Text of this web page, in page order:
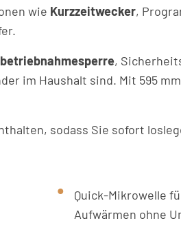
wie Kurzzeitwecker,
,
im Haushalt sind. Mit 595
sodass Sie sofort
Quick-Mikrowelle
Aufwärmen ohne